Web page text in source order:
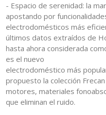
- Espacio de serenidad: la
apostando por
electrodomésticos más
últimos datos extraídos de
hasta ahora considerada
es el nuevo
electrodoméstico más
propuesto la colección
motores, materiales
que eliminan el ruido.